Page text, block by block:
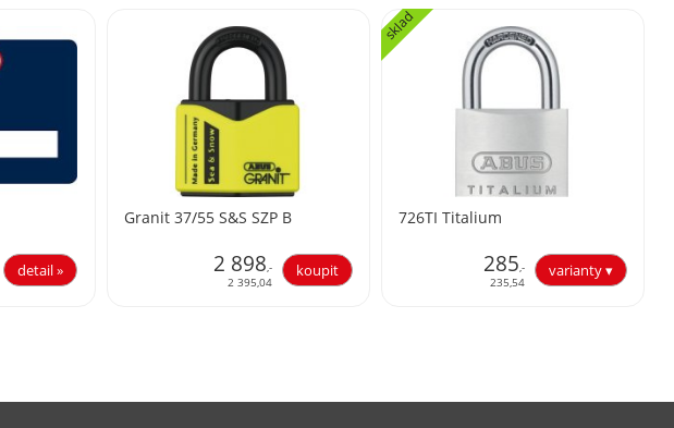
Granit 37/55 S&S SZP B
2 898,-
2 395,04
726TI Titalium
sklad
285,-
235,54